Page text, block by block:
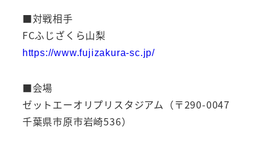
■対戦相手
FCふじざくら山梨
https://www.fujizakura-sc.jp/
■会場
ゼットエーオリプリスタジアム（〒290-0047
千葉県市原市岩崎536）